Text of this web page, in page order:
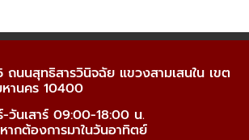
นนสุทธิสารวินิจฉัย แขวงสามเสนใน เขต
านคร 10400
-วันเสาร์ 09:00-18:00 น.
ากต้องการมาในวันอาทิตย์